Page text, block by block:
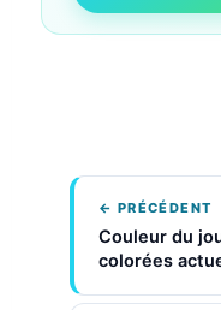
← PRÉCÉDENT
Couleur du
colorées